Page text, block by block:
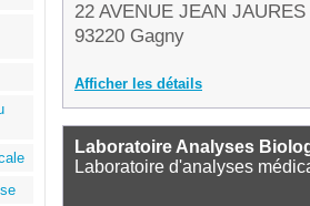
22 AVENUE JEAN JAURES
93220 Gagny
Afficher les détails
Laboratoire Analyses
Laboratoire d'analyses